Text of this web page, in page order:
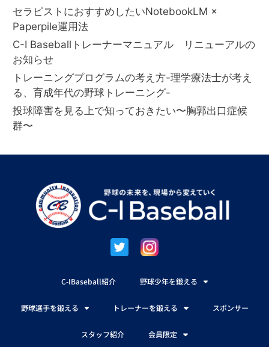
セラピストにおすすめしたいNotebookLM ×
Paperpile運用法
C-I Baseballトレーナーマニュアル リニューアルの
お知らせ
トレーニングプログラムの考え方-理学療法士が考え
る、育成年代の野球トレーニング-
投球障害を見る上で知っておきたい〜胸郭出口症候
群〜
C-IBaseball紹介 野球少年を鍛える
野球選手を鍛える トレーナーを鍛える スポンサー
スタッフ紹介 会員限定